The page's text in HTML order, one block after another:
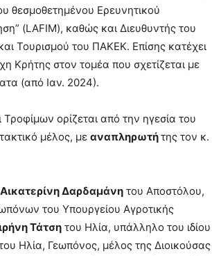
θεσμοθετημένου Ερευνητικού
(LAFIM), καθώς και Διευθυντής του
Τουρισμού του ΠΑΚΕΚ. Επίσης κατέχει
Κρήτης στον τομέα που σχετίζεται με
(από Ιαν. 2024).
ορίζεται από την ηγεσία του
μέλος, με αναπληρωτήτης τον κ.
Αικατερίνη Δαρδαμάνη του Αποστόλου,
του Υπουργείου Αγροτικής
Τάτση του Ηλία, υπάλληλο του ιδίου
Ηλία, Γεωπόνος, μέλος της Διοικούσας